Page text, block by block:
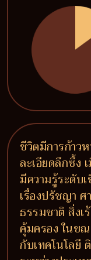
ชีวิตมีการก้าว
ละเอียดลึกซึ้ง
มีความรู้ระดับ
เรื่องปรัชญา ศ
ธรรมชาติ สิ่ง
คุ้มครอง ในข
กับเทคโนโลยี